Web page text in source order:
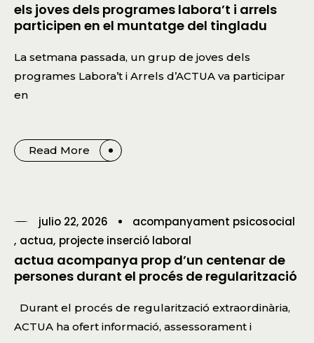
els joves dels programes labora’t i arrels
participen en el muntatge del tingladu
La setmana passada, un grup de joves dels
programes Labora’t i Arrels d’ACTUA va participar
en
Read More
julio 22, 2026
acompanyament psicosocial
actua projecte inserció laboral
actua acompanya prop d’un centenar de
persones durant el procés de regularització
Durant el procés de regularització extraordinària,
ACTUA ha ofert informació, assessorament i